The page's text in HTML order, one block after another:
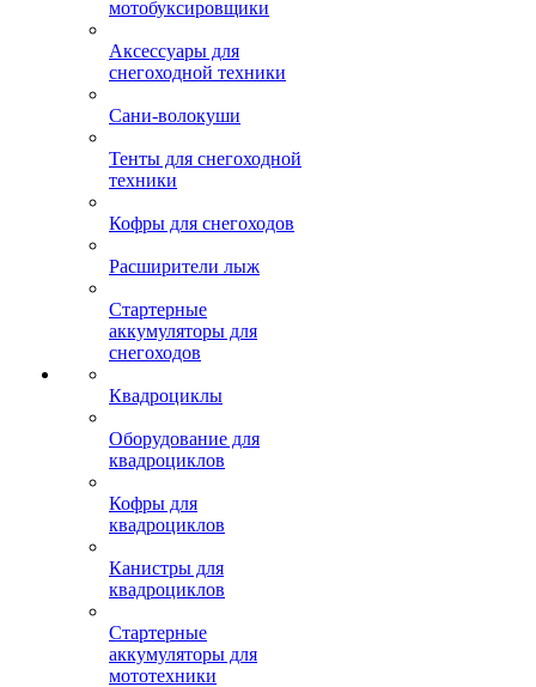
мотобуксировщики
Аксессуары для
снегоходной техники
Сани-волокуши
Тенты для снегоходной
техники
Кофры для снегоходов
Расширители лыж
Стартерные
аккумуляторы для
снегоходов
Квадроциклы
Оборудование для
квадроциклов
Кофры для
квадроциклов
Канистры для
квадроциклов
Стартерные
аккумуляторы для
мототехники